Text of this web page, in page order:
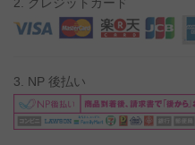
3. NP 後払い